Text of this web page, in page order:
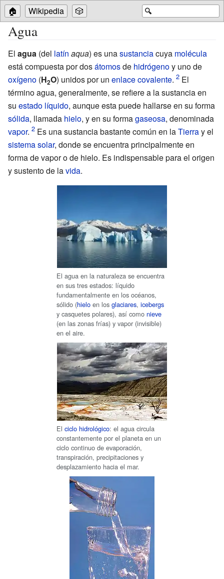
🔍
🏠 Wikipedia 🎲
Agua
El agua (del latín aqua) es unasustanciacuya molécula
está compuesta por dosátomosde hidrógenoy uno de
oxígeno (H2O) unidos por un enlace covalente.
El
término agua, generalmente, se refiere a la sustancia en
su estado líquido, aunque esta puede hallarse en su forma
sólida, llamada hielo, y en su formagaseosa, denominada
vapor. Es una sustancia bastante común en laTierray el
sistema solar, donde se encuentra principalmente en
forma de vapor o de hielo. Es indispensable para el origen
y sustento de lavida.
El agua en la naturaleza se encuentra
en sus tres estados: líquido
fundamentalmente en los océanos,
sólido (hielo en los glaciares, icebergs
y casquetes polares), así como nieve
(en las zonas frías) y vapor (invisible)
en el aire.
El ciclo hidrológico: el agua circula
constantemente por el planeta en un
ciclo continuo de evaporación,
transpiración, precipitaciones y
desplazamiento hacia el mar.